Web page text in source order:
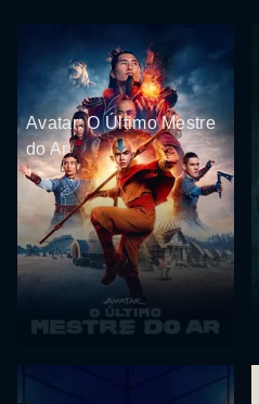
Avatar: O Último Mestre
do Ar